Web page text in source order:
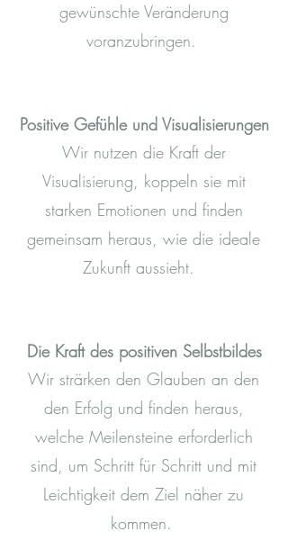
gewünschte Veränderung
voranzubringen.
Positive Gefühle und Visualisierungen
Wir nutzen die Kraft der
Visualisierung, koppeln sie mit
starken Emotionen und finden
gemeinsam heraus, wie die ideale
Zukunft aussieht.
Die Kraft des positiven Selbstbildes
Wir strärken den Glauben an den
den Erfolg und finden heraus,
welche Meilensteine erforderlich
sind, um Schritt für Schritt und mit
Leichtigkeit dem Ziel näher zu
kommen.